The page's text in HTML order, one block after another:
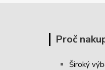
Proč
Široký